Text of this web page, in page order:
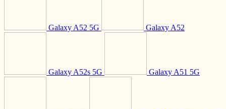
Galaxy A52 5G Galaxy A52
Galaxy A52s 5G Galaxy A51 5G